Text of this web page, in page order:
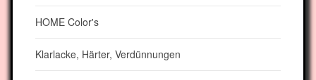
HOME Color's
Klarlacke, Härter, Verdünnungen